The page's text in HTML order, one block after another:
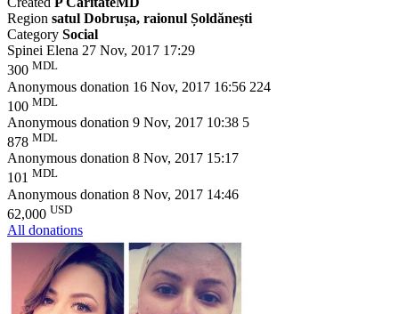
Region satul Dobrușa, raionul Șoldănești
Category Social
Spinei Elena 27 Nov, 2017 17:29
300 MDL
Anonymous donation 16 Nov, 2017 16:56 224
100 MDL
Anonymous donation 9 Nov, 2017 10:38 5
878 MDL
Anonymous donation 8 Nov, 2017 15:17
101 MDL
Anonymous donation 8 Nov, 2017 14:46
62,000 USD
All donations